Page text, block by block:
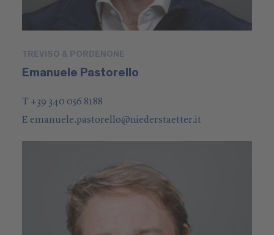
TREVISO & PORDENONE
Emanuele Pastorello
T +39 340 056 8188
E emanuele.pastorello@niederstaetter.it